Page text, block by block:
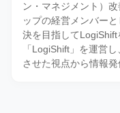
ン・マネジメント）
ップの経営メンバー
決を目指して
「LogiShift」を運営
させた視点から情報発